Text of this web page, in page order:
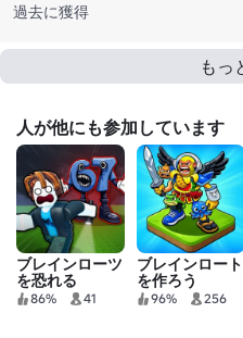
過去に獲得
もっ
人が他にも参加しています
ブレインローツ
を恐れる
86% 41
ブレインロート
を作ろう
96% 256